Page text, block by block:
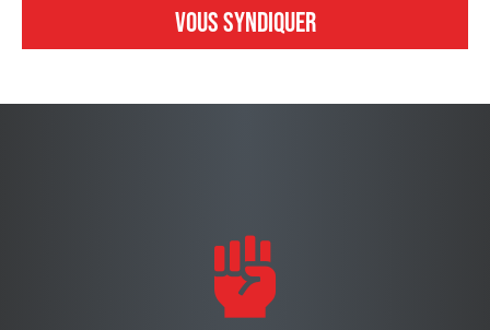
VOUS SYNDIQUER